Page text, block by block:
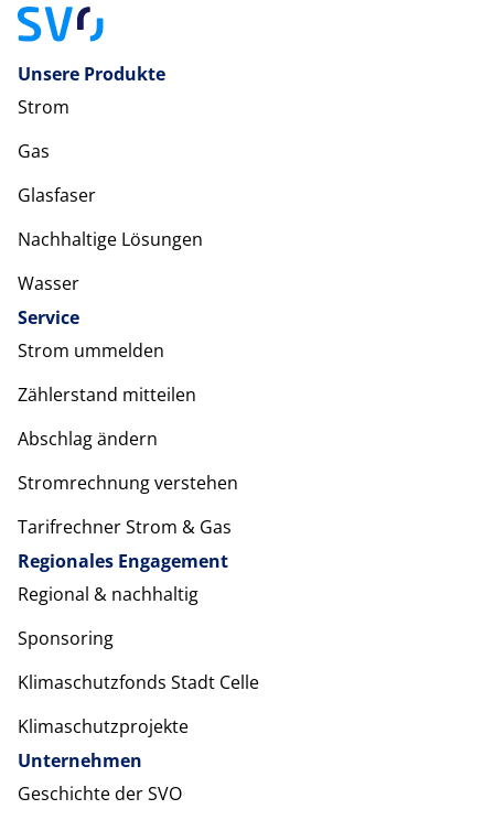
Unsere Produkte
Strom
Gas
Glasfaser
Nachhaltige Lösungen
Wasser
Service
Strom ummelden
Zählerstand mitteilen
Abschlag ändern
Stromrechnung verstehen
Tarifrechner Strom & Gas
Regionales Engagement
Regional & nachhaltig
Sponsoring
Klimaschutzfonds Stadt Celle
Klimaschutzprojekte
Unternehmen
Geschichte der SVO